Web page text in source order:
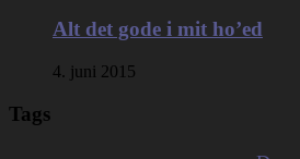
Alt det gode i mit ho’ed
4. juni 2015
Tags